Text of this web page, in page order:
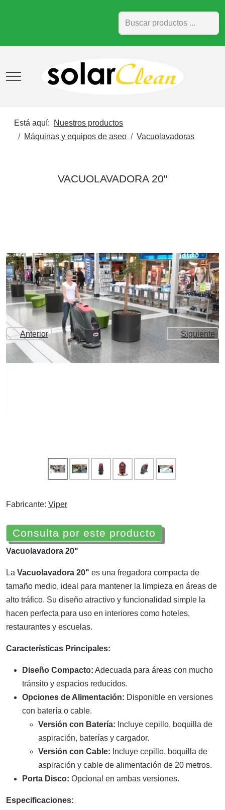
Buscar
Mobile Menu Toggle
Está aquí:
Nuestros productos
Máquinas y equipos de aseo
Vacuolavadoras
VACUOLAVADORA 20"
Anterior Siguiente
Fabricante: Viper
Consulta por este producto
Vacuolavadora 20"
La Vacuolavadora 20" es una fregadora compacta de
tamaño medio, ideal para mantener la limpieza en áreas de
alto tráfico. Su diseño atractivo y funcionalidad simple la
hacen perfecta para uso en interiores como hoteles,
restaurantes y escuelas.
Características Principales:
Diseño Compacto: Adecuada para áreas con mucho
tránsito y espacios reducidos.
Opciones de Alimentación: Disponible en versiones
con batería o cable.
Versión con Batería: Incluye cepillo, boquilla de
aspiración, baterías y cargador.
Versión con Cable: Incluye cepillo, boquilla de
aspiración y cable de alimentación de 20 metros.
Porta Disco: Opcional en ambas versiones.
Especificaciones: